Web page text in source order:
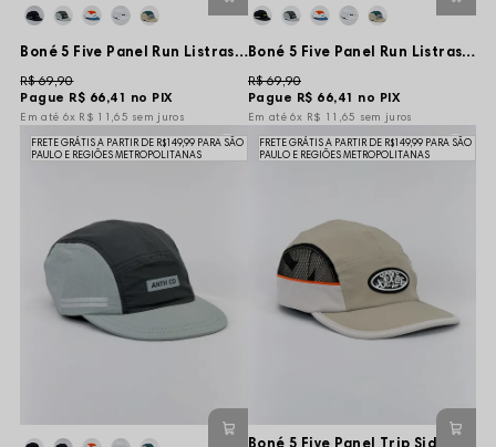
Boné 5 Five Panel Run Listras Refletivas - Preto/Verde - Aba Curta e Flexível
Pague R$ 66,41 no PIX
R$ 69,90
6x R$ 11,65 sem juros
Boné 5 Five Panel Run Listras Refletivas - Preto/Cinza - Aba Curta e Flexível
Pague R$ 66,41 no PIX
R$ 69,90
6x R$ 11,65 sem juros
FRETE GRÁTIS A PARTIR DE R$149,99 PARA SÃO
PAULO E REGIÕES METROPOLITANAS
FRETE GRÁTIS A PARTIR DE R$149,99 PARA SÃO
PAULO E REGIÕES METROPOLITANAS